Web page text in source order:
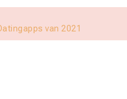
van 2021